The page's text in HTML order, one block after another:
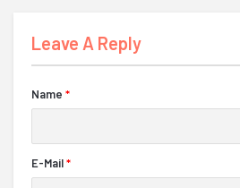
Leave A Reply
Name *
E-Mail*